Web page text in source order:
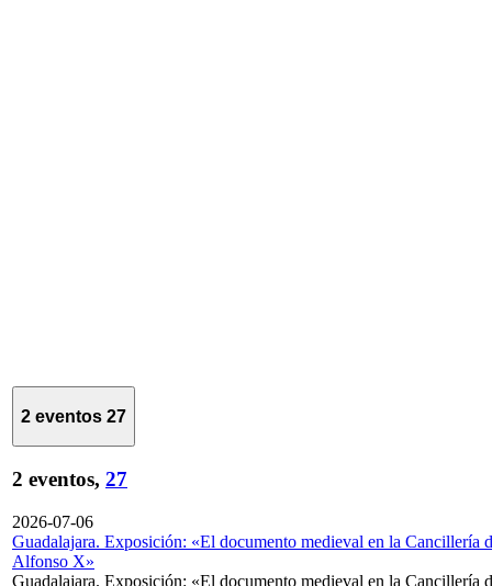
2 eventos 27
2 eventos, 27
2026-07-06
Guadalajara. Exposición: «El documento medieval en la Cancillería
Alfonso X»
Guadalajara. Exposición: «El documento medieval en la Cancillería